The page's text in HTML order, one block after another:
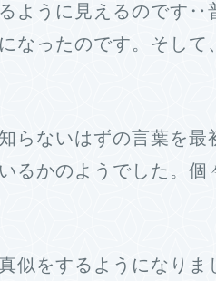
ように見えるのです‥
なったのです。そし
らないはずの言葉を最
るかのようでした。個
似をするようになりま